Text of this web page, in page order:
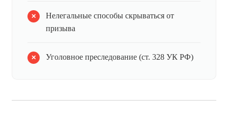
Нелегальные способы скрываться от
призыва
Уголовное преследование (ст. 328 УК РФ)